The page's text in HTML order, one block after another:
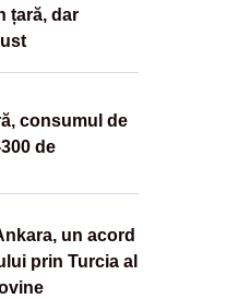
țară, dar
consumul de
de
un acord
prin Turcia al